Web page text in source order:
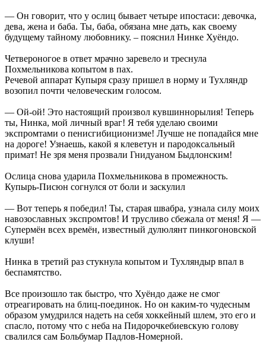
— Он говорит, что у ослиц бывает четыре ипостаси: девочка,
дева, жена и баба. Ты, баба, обязана мне дать, как своему
будущему тайному любовнику. – пояснил Нинке Хуёндо.
Четвероногое в ответ мрачно заревело и треснула
Похмельникова копытом в пах.
Речевой аппарат Купыря сразу пришел в норму и Тухляндр
возопил почти человеческим голосом.
— Ой-ой! Это настоящий произвол кувшиннорылия! Теперь
ты, Нинка, мой личный враг! Я тебя уделаю своими
экспромтами о пенисгибиционизме! Лучше не попадайся мне
на дороге! Узнаешь, какой я клеветун и пародоксальный
примат! Не зря меня прозвали Гнидуаном Быдлонским!
Ослица снова ударила Похмельникова в промежность.
Купырь-Писюн согнулся от боли и заскулил
— Вот теперь я победил! Ты, старая швабра, узнала силу моих
навозославных экспромтов! И трусливо сбежала от меня! Я —
Супермён всех времён, известный дулюлянт пинкогоновской
клуши!
Нинка в третий раз стукнула копытом и Тухляндыр впал в
беспамятство.
Все произошло так быстро, что Хуёндо даже не смог
отреагировать на блиц-поединок. Но он каким-то чудесным
образом умудрился надеть на себя хоккейный шлем, это его и
спасло, потому что с неба на Пидорочкебиевскую голову
свалился сам Больбумар Падлов-Номерной.